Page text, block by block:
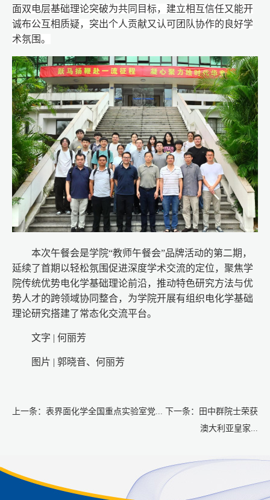
面双电层基础理论突破为共同目标，建立相互信任又能开
诚布公互相质疑，突出个人贡献又认可团队协作的良好学
术氛围。
本次午餐会是学院“教师午餐会”品牌活动的第二期，
延续了首期以轻松氛围促进深度学术交流的定位，聚焦学
院传统优势电化学基础理论前沿，推动特色研究方法与优
势人才的跨领域协同整合，为学院开展有组织电化学基础
理论研究搭建了常态化交流平台。
文字 | 何丽芳
图片 | 郭晓音、何丽芳
上一条： 表界面化学全国重点实验室党... 下一条：
田中群院士荣获
澳大利亚皇家...